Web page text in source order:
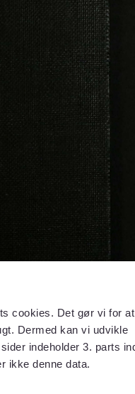
cookies. Det gør vi for
Dermed kan vi udvikle
indeholder 3. parts
ikke denne data.